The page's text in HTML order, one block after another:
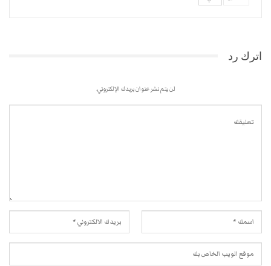
اترك رد
لن يتم نشر عنوان بريدك الإلكتروني.